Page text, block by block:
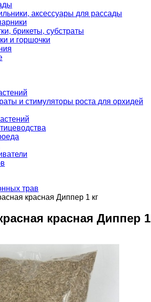
аксессуары для рассады
брикеты, субстраты
и горшочки
и стимуляторы роста для орхидей
трав
красная Диппер 1 кг
красная Диппер 1